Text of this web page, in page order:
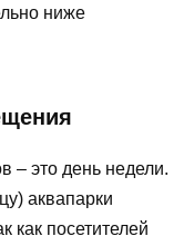
ниже
– это день недели.
аквапарки
как посетителей